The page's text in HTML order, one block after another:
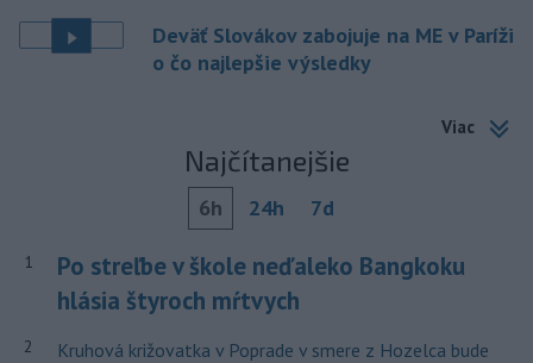
Deväť Slovákov zabojuje na ME v Paríži
o čo najlepšie výsledky
Viac
Najčítanejšie
6h 24h 7d
1
Po streľbe v škole neďaleko Bangkoku
hlásia štyroch mŕtvych
2
Kruhová križovatka v Poprade v smere z Hozelca bude